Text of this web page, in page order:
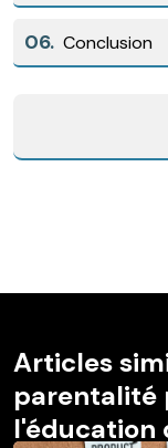
06. Conclusion
Articles
parentalité
l'éducation